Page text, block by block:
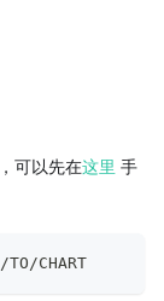
，可以先在这里 手
/TO/CHART